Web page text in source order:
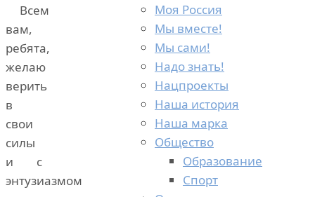
Всем
вам,
ребята,
желаю
верить
в
свои
силы
и с
энтузиазмом
Моя Россия
Мы вместе!
Мы сами!
Надо знать!
Нацпроекты
Наша история
Наша марка
Общество
Образование
Спорт